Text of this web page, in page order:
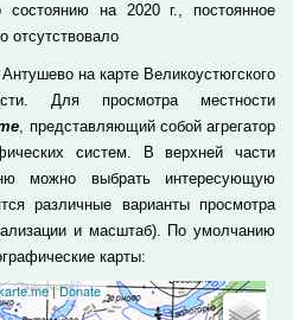
состоянию на 2020 г., постоянное
отсутствовало
на карте Великоустюгского
Для просмотра местности
, представляющий собой агрегатор
систем. В верхней части
можно выбрать интересующую
различные варианты просмотра
и масштаб). По умолчанию
карты: